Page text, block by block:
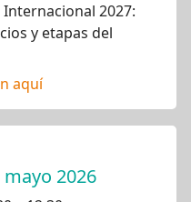
2027:
y etapas del
aquí
2026